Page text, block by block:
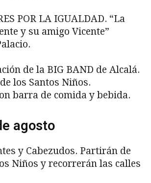
POR LA IGUALDAD. “La
y su amigo Vicente”
de la BIG BAND de Alcalá.
los Santos Niños.
barra de comida y bebida.
agosto
y Cabezudos. Partirán de
Niños y recorrerán las calles